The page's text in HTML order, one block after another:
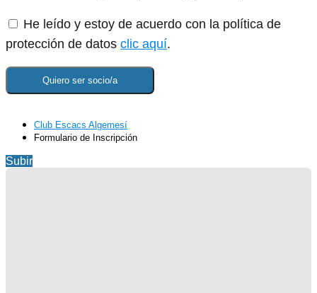
He leído y estoy de acuerdo con la política de
protección de datos clic aquí.
Club Escacs Algemesí
Formulario de Inscripción
Subir